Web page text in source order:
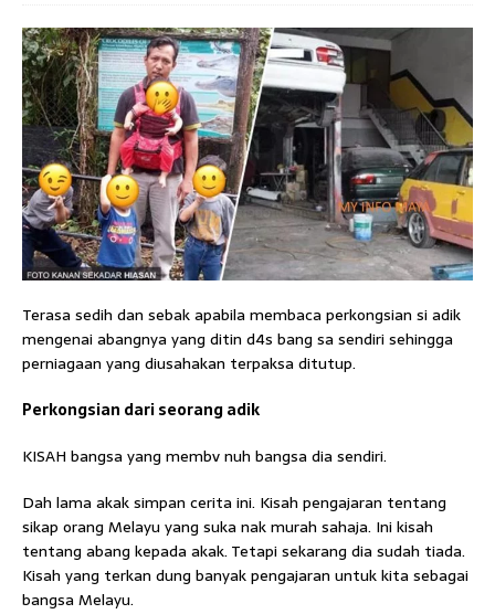
Terasa sedih dan sebak apabila membaca perkongsian si adik
mengenai abangnya yang ditin d4s bang sa sendiri sehingga
perniagaan yang diusahakan terpaksa ditutup.
Perkongsian dari seorang adik
KISAH bangsa yang membv nuh bangsa dia sendiri.
Dah lama akak simpan cerita ini. Kisah pengajaran tentang
sikap orang Melayu yang suka nak murah sahaja. Ini kisah
tentang abang kepada akak. Tetapi sekarang dia sudah tiada.
Kisah yang terkan dung banyak pengajaran untuk kita sebagai
bangsa Melayu.